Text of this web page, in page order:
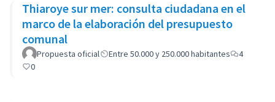
Thiaroye sur mer: consulta ciudadana en el
marco de la elaboración del presupuesto
comunal
Propuesta oficial Entre 50.000 y 250.000 habitantes
4
0